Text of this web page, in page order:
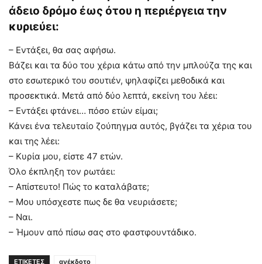
άδειο δρόμο έως ότου η περιέργεια την
κυριεύει:
– Εντάξει, θα σας αφήσω.
Βάζει και τα δύο του χέρια κάτω από την μπλούζα της και
στο εσωτερικό του σουτιέν, ψηλαφίζει μεθοδικά και
προσεκτικά. Μετά από δύο λεπτά, εκείνη του λέει:
– Εντάξει φτάνει… πόσο ετών είμαι;
Κάνει ένα τελευταίο ζούπηγμα αυτός, βγάζει τα χέρια του
και της λέει:
– Κυρία μου, είστε 47 ετών.
Όλο έκπληξη τον ρωτάει:
– Απίστευτο! Πώς το καταλάβατε;
– Μου υπόσχεστε πως δε θα νευριάσετε;
– Ναι.
– Ήμουν από πίσω σας στο φαστφουντάδικο.
ΕΤΙΚΕΤΕΣ ανέκδοτο